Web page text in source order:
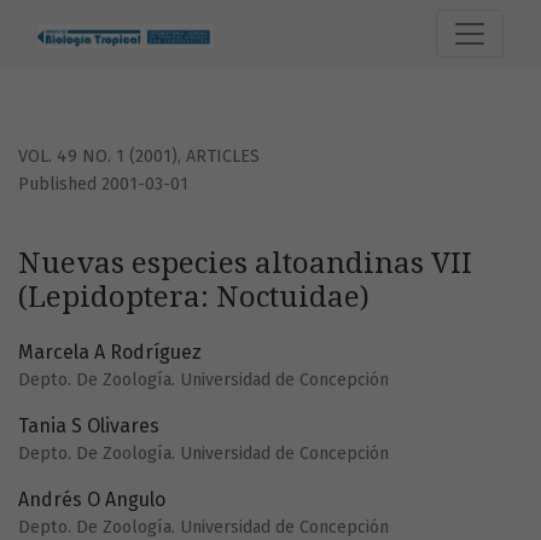
VOL. 49 NO. 1 (2001), ARTICLES
Nuevas especies altoandinas VII
(Lepidoptera: Noctuidae)
Published 2001-03-01
Marcela A Rodríguez
Depto. De Zoología. Universidad de Concepción
Tania S Olivares
Depto. De Zoología. Universidad de Concepción
Andrés O Angulo
Depto. De Zoología. Universidad de Concepción